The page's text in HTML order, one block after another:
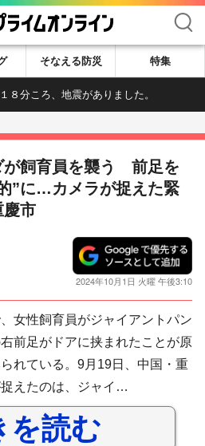
検索
そなえる防災 特集
８分ころ、地震がありました。
が飼育員を襲う 前足を
”に…カメラが捉えた緊
市
2024年10月1日 火曜 午後3:10
女性飼育員がジャイアントパン
前足がドアに挟まれたことが原
れている。9月19日、中国・重
えたのは、ジャイ…
を読む